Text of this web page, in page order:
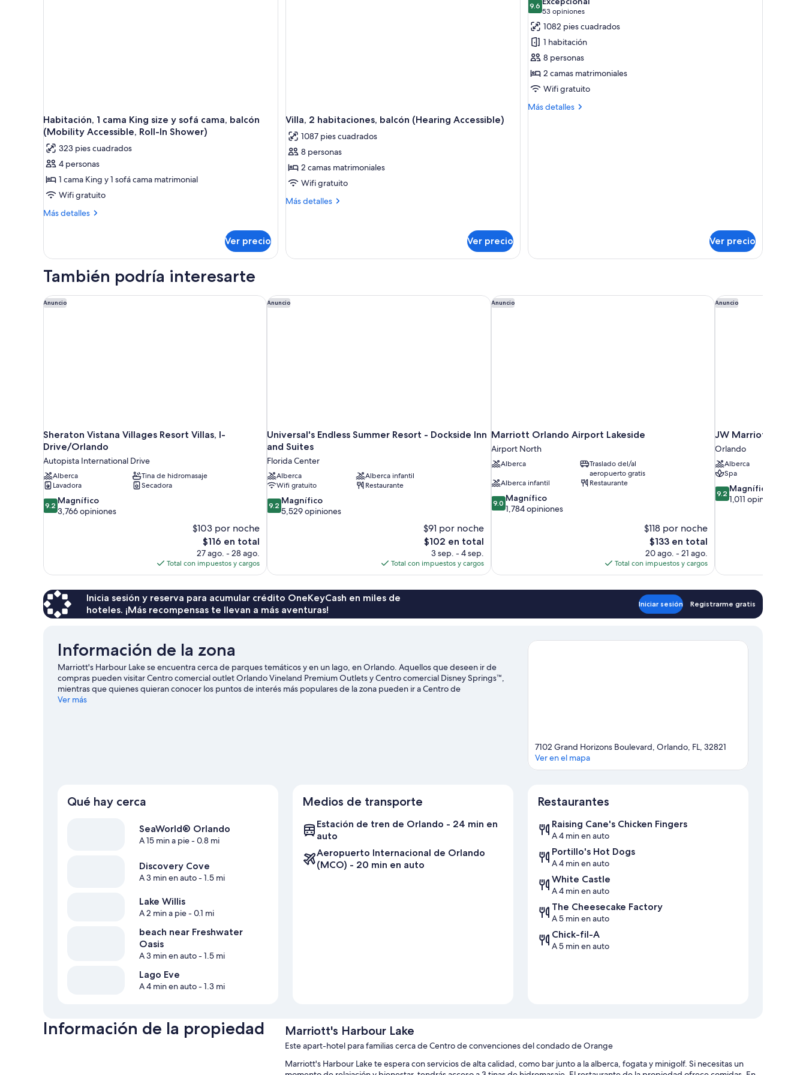
Habitación, 1 cama King size y sofá cama, balcón
(Mobility Accessible, Roll-In Shower)
323 pies cuadrados
4 personas
1 cama King y 1 sofá cama matrimonial
Wifi gratuito
Más detalles
Más
1
King
y
sofá
Ver precio
Villa, 2 habitaciones, balcón (Hearing Accessible)
1087 pies cuadrados
8 personas
2 camas matrimoniales
Wifi gratuito
Más detalles
Más
habitaciones,
Ver precio
las
fotos
de
Villa,
2
habitaciones,
balcón
(Full
9.69.6 de 10
53 opiniones
(53
opiniones)
1082 pies cuadrados
1 habitación
8 personas
2 camas matrimoniales
Wifi gratuito
Más detalles
Más
Ver precio
También podría interesarte
Anuncio
Sheraton Vistana Villages Resort Villas, I-
Drive/Orlando
Autopista International Drive
Alberca
Tina de hidromasaje
Lavadora
Secadora
9.2
de
9.2 Magnífico
3,766 opiniones
$103 por noche
El
precio
actual
es
$116
$116 en total
27 ago. - 28 ago.
Total con impuestos y cargos
Sheraton Vistana Villages Resort Villas, I-Drive/Orlando
Anuncio
Universal's Endless Summer Resort - Dockside Inn
and Suites
Florida Center
Alberca
Alberca infantil
Wifi gratuito
Restaurante
9.2
de
9.2 Magnífico
5,529 opiniones
$91 por noche
El
precio
actual
es
$102 en total
3 sep. - 4 sep.
Total con impuestos y cargos
Universal's Endless Summer Resort - Dockside Inn and Suites
Anuncio
Marriott Orlando Airport Lakeside
Airport North
Alberca
Traslado del/al
aeropuerto gratis
Alberca infantil
Restaurante
9.0
de
9.0 Magnífico
1,784 opiniones
$118 por noche
El
precio
actual
es
$133
$133 en total
20 ago. - 21 ago.
Total con impuestos y cargos
Marriott Orlando Airport Lakeside Anuncio
JW Marriott
Orlando
Alberca
Spa
9.2
de
9.2 Magnífico
1,011 opiniones
JW Marriott Orlando
Inicia sesión y reserva para acumular crédito OneKeyCash en miles de
hoteles. ¡Más recompensas te llevan a más aventuras!
Iniciar sesión Registrarme gratis
Información de la zona
Marriott's Harbour Lake se encuentra cerca de parques temáticos y en un lago, en Orlando. Aquellos que deseen ir de
compras pueden visitar Centro comercial outlet Orlando Vineland Premium Outlets y Centro comercial Disney Springs™,
mientras que quienes quieran conocer los puntos de interés más populares de la zona pueden ir a Centro de
convenciones del condado de Orange y Parque acuático Aquatica. ¿Viajas con niños? No te pierdas Rueda de la fortuna
Ver más
7102 Grand Horizons Boulevard, Orlando, FL, 32821
Ver en el mapa
Qué hay cerca
SeaWorld® Orlando
A 15 min a pie- 0.8 mi
Discovery Cove
A 3 min en auto- 1.5 mi
Lake Willis
A 2 min a pie- 0.1 mi
beach near Freshwater
Oasis
A 3 min en auto- 1.5 mi
Lago Eve
A 4 min en auto- 1.3 mi
Medios de transporte
Estación de tren de Orlando - 24 min en
auto
Aeropuerto Internacional de Orlando
(MCO) - 20 min en auto
Restaurantes
Raising Cane's Chicken Fingers
A 4 min en auto
Portillo's Hot Dogs
A 4 min en auto
White Castle
A 4 min en auto
The Cheesecake Factory
A 5 min en auto
Chick-fil-A
A 5 min en auto
Información de la propiedad Marriott's Harbour Lake
Este apart-hotel para familias cerca de Centro de convenciones del condado de Orange
Marriott's Harbour Lake te espera con servicios de alta calidad, como bar junto a la alberca, fogata y minigolf. Si necesitas un